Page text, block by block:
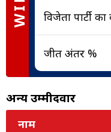
विजेता पार्टी का
जीत अंतर %
अन्य उम्मीदवार
नाम